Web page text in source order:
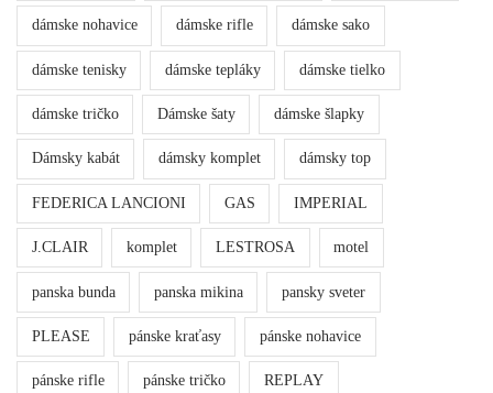
dámske nohavice dámske rifle dámske sako
dámske tenisky dámske tepláky dámske tielko
dámske tričko Dámske šaty dámske šlapky
Dámsky kabát dámsky komplet dámsky top
FEDERICA LANCIONI GAS IMPERIAL
J.CLAIR komplet LESTROSA motel
panska bunda panska mikina pansky sveter
PLEASE pánske kraťasy pánske nohavice
pánske rifle pánske tričko REPLAY